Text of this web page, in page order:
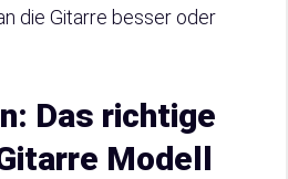
die Gitarre besser oder
Das richtige
Modell